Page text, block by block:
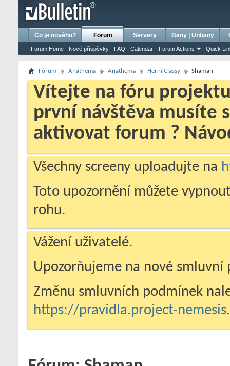
Co je nového? Forum
Forum Home Nové příspěvky FAQ Calendar Forum Actions Quick
Servery Bany | Unbany
Fórum Anathema Anathema Herní­ Classy Shaman
Vítejte na fóru projektu
první návštěva musíte
aktivovat forum ?
Všechny screeny uploadujte na
Toto upozornění můžete
rohu.
Vážení uživatelé.
Upozorňujeme na nové smluvní
Změnu smluvních podmínek
https://pravidla.project-